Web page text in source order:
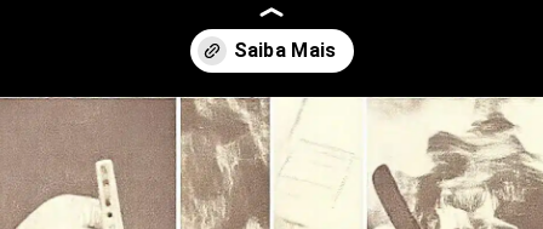
Opening